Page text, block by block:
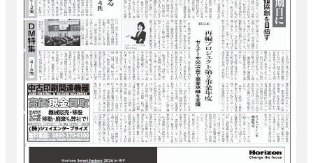
特集記事カテゴリー一覧
特集・デジタル印刷 アイデアで勝負！ ～多様なビジネス・多彩な商材～
JAPAN PACK 2023 特集
中古印刷機・製本機特集
2022 見える化・MIS特集
2022 検査・校正特集
特集・デジタル印刷 ～ 新成長軌道を描く
案内
発刊案内
JFPI印刷用語集 印刷機材年鑑